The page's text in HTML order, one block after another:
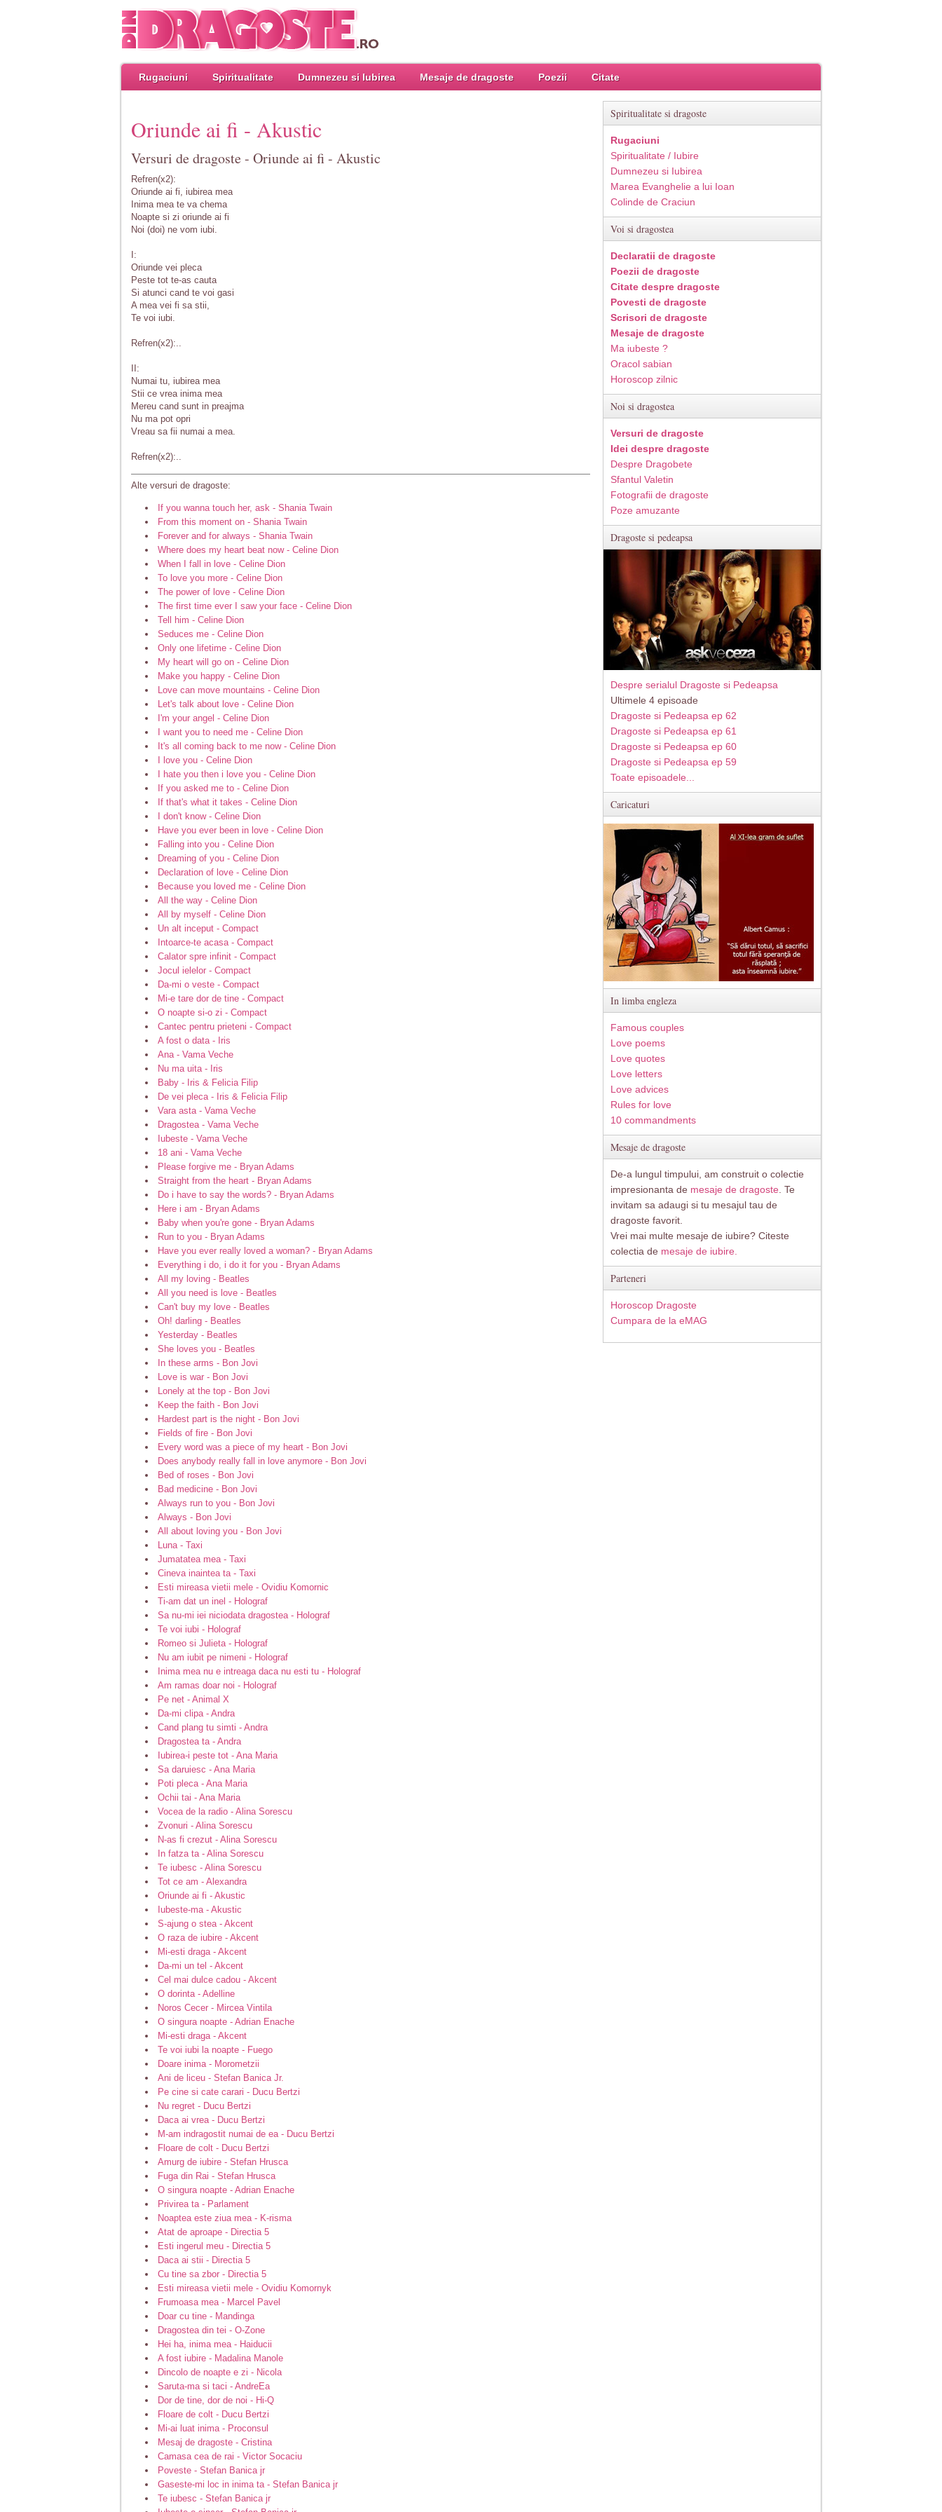
Rugaciuni Spiritualitate Dumnezeu si Iubirea Mesaje de dragoste Poezii Citate
Oriunde ai fi - Akustic
Versuri de dragoste - Oriunde ai fi - Akustic
Refren(x2):
Oriunde ai fi, iubirea mea
Inima mea te va chema
Noapte si zi oriunde ai fi
Noi (doi) ne vom iubi.
I:
Oriunde vei pleca
Peste tot te-as cauta
Si atunci cand te voi gasi
A mea vei fi sa stii,
Te voi iubi.
Refren(x2):..
II:
Numai tu, iubirea mea
Stii ce vrea inima mea
Mereu cand sunt in preajma
Nu ma pot opri
Vreau sa fii numai a mea.
Refren(x2):..
Alte versuri de dragoste:
If you wanna touch her, ask - Shania Twain
From this moment on - Shania Twain
Forever and for always - Shania Twain
Where does my heart beat now - Celine Dion
When I fall in love - Celine Dion
To love you more - Celine Dion
The power of love - Celine Dion
The first time ever I saw your face - Celine Dion
Tell him - Celine Dion
Seduces me - Celine Dion
Only one lifetime - Celine Dion
My heart will go on - Celine Dion
Make you happy - Celine Dion
Love can move mountains - Celine Dion
Let's talk about love - Celine Dion
I'm your angel - Celine Dion
I want you to need me - Celine Dion
It's all coming back to me now - Celine Dion
I love you - Celine Dion
I hate you then i love you - Celine Dion
If you asked me to - Celine Dion
If that's what it takes - Celine Dion
I don't know - Celine Dion
Have you ever been in love - Celine Dion
Falling into you - Celine Dion
Dreaming of you - Celine Dion
Declaration of love - Celine Dion
Because you loved me - Celine Dion
All the way - Celine Dion
All by myself - Celine Dion
Un alt inceput - Compact
Intoarce-te acasa - Compact
Calator spre infinit - Compact
Jocul ielelor - Compact
Da-mi o veste - Compact
Mi-e tare dor de tine - Compact
O noapte si-o zi - Compact
Cantec pentru prieteni - Compact
A fost o data - Iris
Ana - Vama Veche
Nu ma uita - Iris
Baby - Iris & Felicia Filip
De vei pleca - Iris & Felicia Filip
Vara asta - Vama Veche
Dragostea - Vama Veche
Iubeste - Vama Veche
18 ani - Vama Veche
Please forgive me - Bryan Adams
Straight from the heart - Bryan Adams
Do i have to say the words? - Bryan Adams
Here i am - Bryan Adams
Baby when you're gone - Bryan Adams
Run to you - Bryan Adams
Have you ever really loved a woman? - Bryan Adams
Everything i do, i do it for you - Bryan Adams
All my loving - Beatles
All you need is love - Beatles
Can't buy my love - Beatles
Oh! darling - Beatles
Yesterday - Beatles
She loves you - Beatles
In these arms - Bon Jovi
Love is war - Bon Jovi
Lonely at the top - Bon Jovi
Keep the faith - Bon Jovi
Hardest part is the night - Bon Jovi
Fields of fire - Bon Jovi
Every word was a piece of my heart - Bon Jovi
Does anybody really fall in love anymore - Bon Jovi
Bed of roses - Bon Jovi
Bad medicine - Bon Jovi
Always run to you - Bon Jovi
Always - Bon Jovi
All about loving you - Bon Jovi
Luna - Taxi
Jumatatea mea - Taxi
Cineva inaintea ta - Taxi
Esti mireasa vietii mele - Ovidiu Komornic
Ti-am dat un inel - Holograf
Sa nu-mi iei niciodata dragostea - Holograf
Te voi iubi - Holograf
Romeo si Julieta - Holograf
Nu am iubit pe nimeni - Holograf
Inima mea nu e intreaga daca nu esti tu - Holograf
Am ramas doar noi - Holograf
Pe net - Animal X
Da-mi clipa - Andra
Cand plang tu simti - Andra
Dragostea ta - Andra
Iubirea-i peste tot - Ana Maria
Sa daruiesc - Ana Maria
Poti pleca - Ana Maria
Ochii tai - Ana Maria
Vocea de la radio - Alina Sorescu
Zvonuri - Alina Sorescu
N-as fi crezut - Alina Sorescu
In fatza ta - Alina Sorescu
Te iubesc - Alina Sorescu
Tot ce am - Alexandra
Oriunde ai fi - Akustic
Iubeste-ma - Akustic
S-ajung o stea - Akcent
O raza de iubire - Akcent
Mi-esti draga - Akcent
Da-mi un tel - Akcent
Cel mai dulce cadou - Akcent
O dorinta - Adelline
Noros Cecer - Mircea Vintila
O singura noapte - Adrian Enache
Mi-esti draga - Akcent
Te voi iubi la noapte - Fuego
Doare inima - Morometzii
Ani de liceu - Stefan Banica Jr.
Pe cine si cate carari - Ducu Bertzi
Nu regret - Ducu Bertzi
Daca ai vrea - Ducu Bertzi
M-am indragostit numai de ea - Ducu Bertzi
Floare de colt - Ducu Bertzi
Amurg de iubire - Stefan Hrusca
Fuga din Rai - Stefan Hrusca
O singura noapte - Adrian Enache
Privirea ta - Parlament
Noaptea este ziua mea - K-risma
Atat de aproape - Directia 5
Esti ingerul meu - Directia 5
Daca ai stii - Directia 5
Cu tine sa zbor - Directia 5
Esti mireasa vietii mele - Ovidiu Komornyk
Frumoasa mea - Marcel Pavel
Doar cu tine - Mandinga
Dragostea din tei - O-Zone
Hei ha, inima mea - Haiducii
A fost iubire - Madalina Manole
Dincolo de noapte e zi - Nicola
Saruta-ma si taci - AndreEa
Dor de tine, dor de noi - Hi-Q
Floare de colt - Ducu Bertzi
Mi-ai luat inima - Proconsul
Mesaj de dragoste - Cristina
Camasa cea de rai - Victor Socaciu
Poveste - Stefan Banica jr
Gaseste-mi loc in inima ta - Stefan Banica jr
Te iubesc - Stefan Banica jr
Spiritualitate si dragoste
Rugaciuni
Spiritualitate / Iubire
Dumnezeu si Iubirea
Marea Evanghelie a lui Ioan
Colinde de Craciun
Voi si dragostea
Declaratii de dragoste
Poezii de dragoste
Citate despre dragoste
Povesti de dragoste
Scrisori de dragoste
Mesaje de dragoste
Ma iubeste ?
Oracol sabian
Horoscop zilnic
Noi si dragostea
Versuri de dragoste
Idei despre dragoste
Despre Dragobete
Sfantul Valetin
Fotografii de dragoste
Poze amuzante
Dragoste si pedeapsa
Despre serialul Dragoste si Pedeapsa
Ultimele 4 episoade
Dragoste si Pedeapsa ep 62
Dragoste si Pedeapsa ep 61
Dragoste si Pedeapsa ep 60
Dragoste si Pedeapsa ep 59
Toate episoadele...
Caricaturi
In limba engleza
Famous couples
Love poems
Love quotes
Love letters
Love advices
Rules for love
10 commandments
Mesaje de dragoste
De-a lungul timpului, am construit o colectie
impresionanta de mesaje de dragoste . Te
invitam sa adaugi si tu mesajul tau de
dragoste favorit.
Vrei mai multe mesaje de iubire? Citeste
colectia de mesaje de iubire.
Parteneri
Horoscop Dragoste
Cumpara de la eMAG